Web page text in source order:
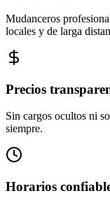
Mudanceros
locales y de larga
Precios
Sin cargos ocultos ni
siempre.
Horarios